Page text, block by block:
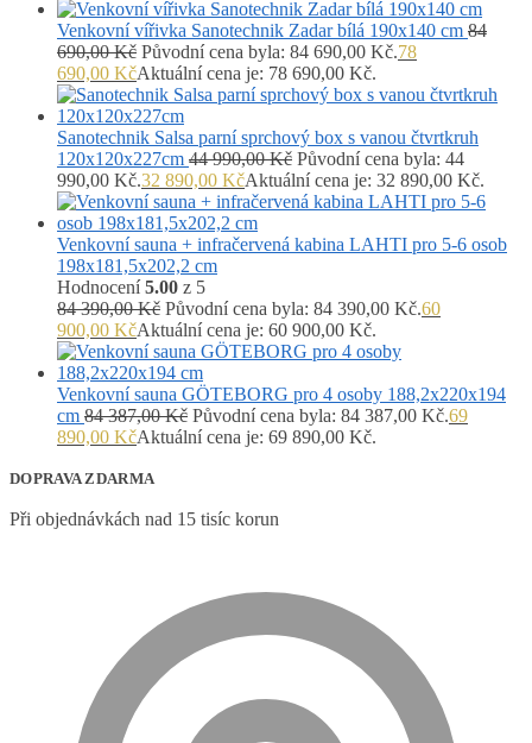
Venkovní vířivka Sanotechnik Zadar bílá 190x140 cm 84
690,00Kč Původní cena byla: 84 690,00 Kč.78
690,00 KčAktuální cena je: 78 690,00 Kč.
Sanotechnik Salsa parní sprchový box s vanou čtvrtkruh
120x120x227cm 44 990,00Kč Původní cena byla: 44
990,00 Kč.32 890,00 KčAktuální cena je: 32 890,00 Kč.
Venkovní sauna + infračervená kabina LAHTI pro 5-6 osob
198x181,5x202,2 cm
Hodnocení5.00 z 5
84 390,00Kč Původní cena byla: 84 390,00 Kč.60
900,00 KčAktuální cena je: 60 900,00 Kč.
Venkovní sauna GÖTEBORG pro 4 osoby 188,2x220x194
cm 84 387,00Kč Původní cena byla: 84 387,00 Kč.69
890,00 KčAktuální cena je: 69 890,00 Kč.
DOPRAVA ZDARMA
Při objednávkách nad 15 tisíc korun